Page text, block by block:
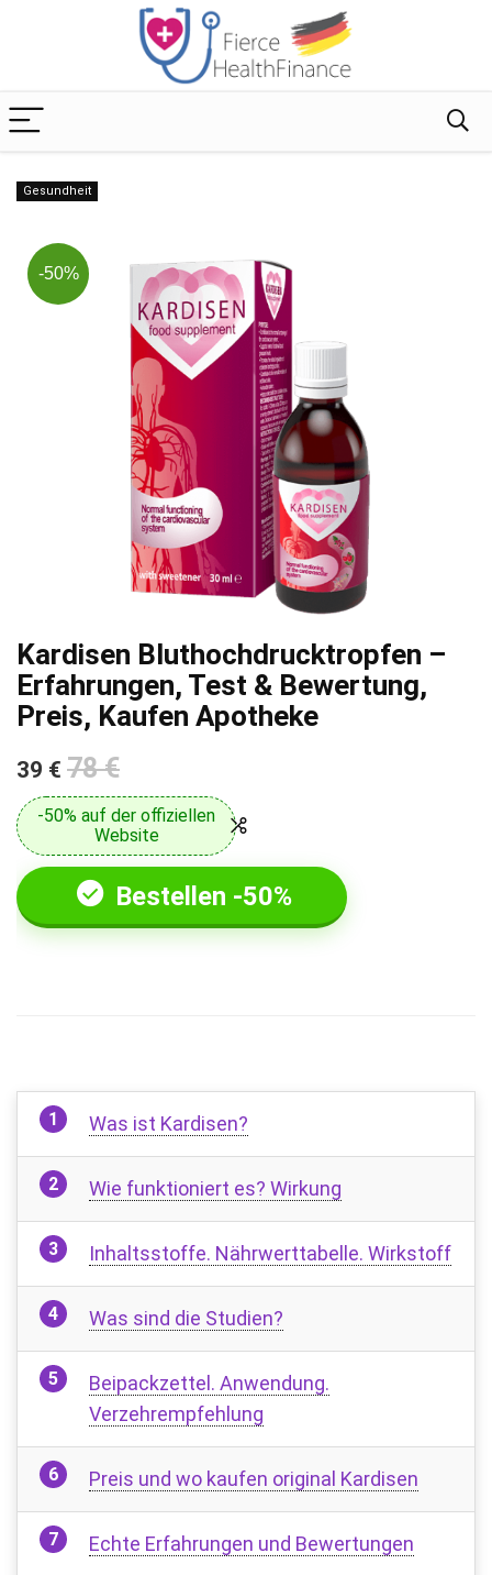
Gesundheit
-50%
Kardisen Bluthochdrucktropfen –
Erfahrungen, Test & Bewertung,
Preis, Kaufen Apotheke
39 € 78 €
-50% auf der offiziellen
Website
Bestellen -50%
Was ist Kardisen?
Wie funktioniert es? Wirkung
Inhaltsstoffe. Nährwerttabelle. Wirkstoff
Was sind die Studien?
Beipackzettel. Anwendung.
Verzehrempfehlung
Preis und wo kaufen original Kardisen
Echte Erfahrungen und Bewertungen